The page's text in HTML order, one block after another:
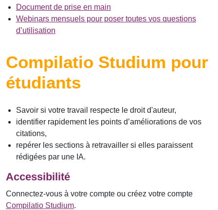
Document de prise en main
Webinars mensuels pour poser toutes vos questions
d’utilisation
Compilatio Studium pour
étudiants
Savoir si votre travail respecte le droit d'auteur,
identifier rapidement les points d’améliorations de vos
citations,
repérer les sections à retravailler si elles paraissent
rédigées par une IA.
Accessibilité
Connectez-vous à votre compte ou créez votre compte
Compilatio Studium.